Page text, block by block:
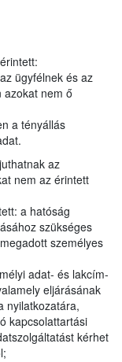
ügyfélnek és az
azokat nem ő
a tényállás
az
nem az érintett
a hatóság
szükséges
személyes
adat- és lakcím-
eljárásának
nyilatkozatára,
kapcsolattartási
kérhet